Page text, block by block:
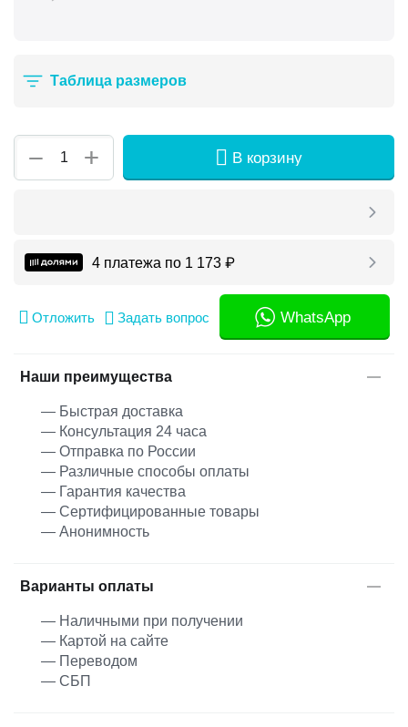
Таблица размеров
+
− В корзину
4 платежа по 1 173 ₽
Отложить Задать вопрос WhatsApp
Наши преимущества
— Быстрая доставка
— Консультация 24 часа
— Отправка по России
— Различные способы оплаты
— Гарантия качества
— Сертифицированные товары
— Анонимность
Варианты оплаты
— Наличными при получении
— Картой на сайте
— Переводом
— СБП